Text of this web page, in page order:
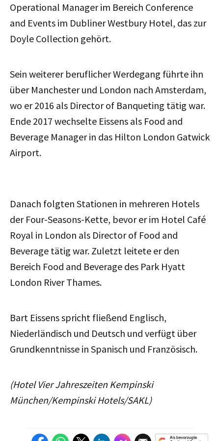
Operational Manager im Bereich Conference
and Events im Dubliner Westbury Hotel, das zur
Doyle Collection gehört.
Sein weiterer beruflicher Werdegang führte ihn
über Manchester und London nach Amsterdam,
wo er 2016 als Director of Banqueting tätig war.
Ende 2017 wechselte Eissens als Food and
Beverage Manager in das Hilton London Gatwick
Airport.
Danach folgten Stationen in mehreren Hotels
der Four-Seasons-Kette, bevor er im Hotel Café
Royal in London als Director of Food and
Beverage tätig war. Zuletzt leitete er den
Bereich Food and Beverage des Park Hyatt
London River Thames.
Bart Eissens spricht fließend Englisch,
Niederländisch und Deutsch und verfügt über
Grundkenntnisse in Spanisch und Französisch.
(Hotel Vier Jahreszeiten Kempinski
München/Kempinski Hotels/SAKL)